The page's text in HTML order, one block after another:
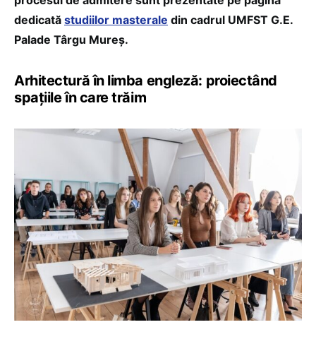
dedicată studiilor masterale din cadrul UMFST G.E.
Palade Târgu Mureș.
Arhitectură în limba engleză: proiectând
spațiile în care trăim